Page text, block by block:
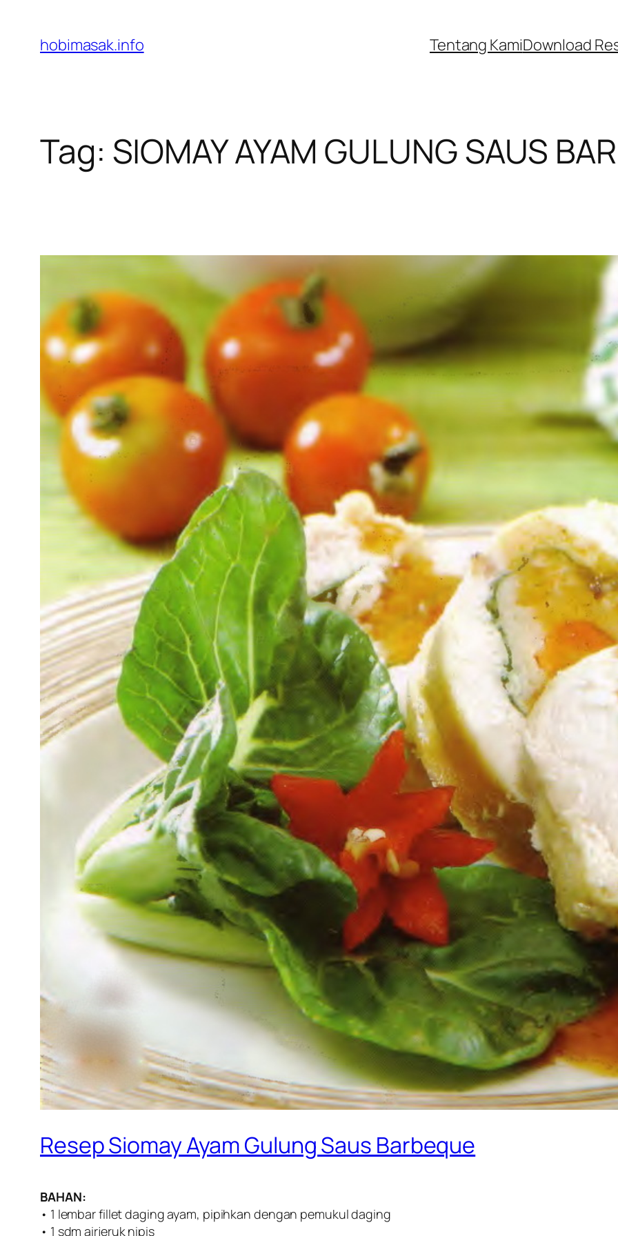
content
hobimasak.info Tentang KamiDownload
Tag: SIOMAY AYAM GULUNG SAUS
Resep Siomay Ayam Gulung Saus Barbeque
BAHAN:
• 1 lembar fillet daging ayam, pipihkan dengan pemukul daging
• 1 sdm airjeruk nipis